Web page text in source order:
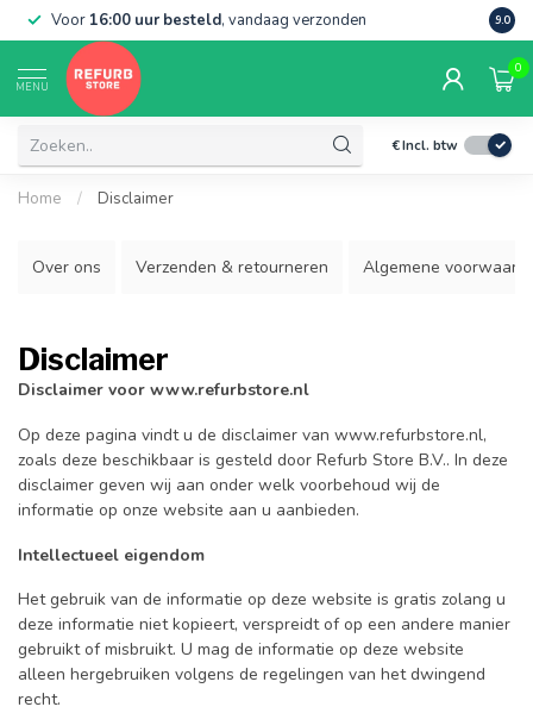
Voor 16:00 uur besteld, vandaag verzonden 9.0
MENU
0
€Incl. btw
Home / Disclaimer
Over ons Verzenden & retourneren Algemene
Disclaimer
Disclaimer voor www.refurbstore.nl
Op deze pagina vindt u de disclaimer van www.refurbstore.nl,
zoals deze beschikbaar is gesteld door Refurb Store B.V.. In deze
disclaimer geven wij aan onder welk voorbehoud wij de
informatie op onze website aan u aanbieden.
Intellectueel eigendom
Het gebruik van de informatie op deze website is gratis zolang u
deze informatie niet kopieert, verspreidt of op een andere manier
gebruikt of misbruikt. U mag de informatie op deze website
alleen hergebruiken volgens de regelingen van het dwingend
recht.